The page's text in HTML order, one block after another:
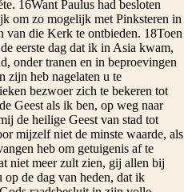
16Want Paulus had besloten
om zo mogelijk met Pinksteren in
van die Kerk te ontbieden. 18Toen
eerste dag dat ik in Asia kwam,
onder tranen en in beproevingen
zijn heb nagelaten u te
bezwoer zich te bekeren tot
Geest als ik ben, op weg naar
de heilige Geest van stad tot
mijzelf niet de minste waarde, als
heb om getuigenis af te
niet meer zult zien, gij allen bij
de dag van heden, dat ik